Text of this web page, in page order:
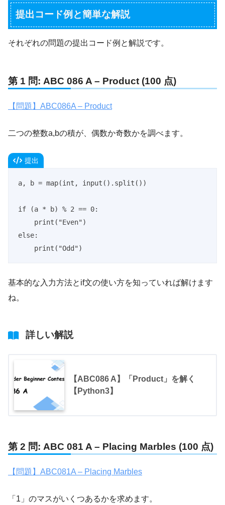
提出コード例と簡単な解説
それぞれの問題の提出コード例と解説です。
第 1 問: ABC 086 A – Product (100 点)
【問題】ABC086A – Product
二つの整数a,bの積が、偶数か奇数かを調べます。
提出
a, b = map(int, input().split())
if (a * b) % 2 == 0:
else:
    print("Odd")
基本的な入力方法とif文の使い方を知っていれば解けます
ね。
詳しい解説
【ABC086 A】「Product」を解く
【Python3】
第 2 問: ABC 081 A – Placing Marbles (100 点)
【問題】ABC081A – Placing Marbles
「1」のマスがいくつあるかを求めます。